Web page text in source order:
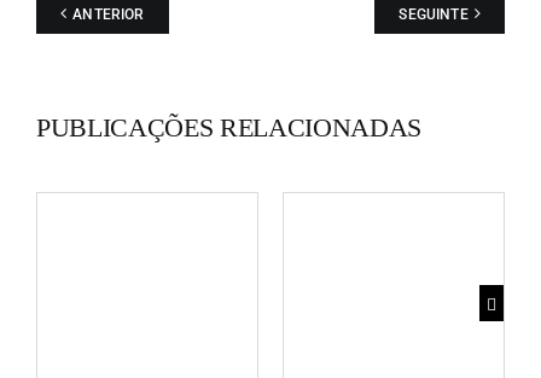
ANTERIOR SEGUINTE
PUBLICAÇÕES RELACIONADAS